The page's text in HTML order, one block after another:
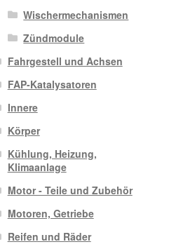
Wischermechanismen
Zündmodule
Fahrgestell und Achsen
FAP-Katalysatoren
Innere
Körper
Kühlung, Heizung,
Klimaanlage
Motor - Teile und Zubehör
Motoren, Getriebe
Reifen und Räder